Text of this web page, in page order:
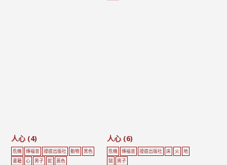
人心 (4)
危機 傳福音 證道出版社 動物
黑色
書籍
心 男子 蛇 黃色
人心 (6)
危機 傳福音 證道出版社 床 火
地
獄
男子